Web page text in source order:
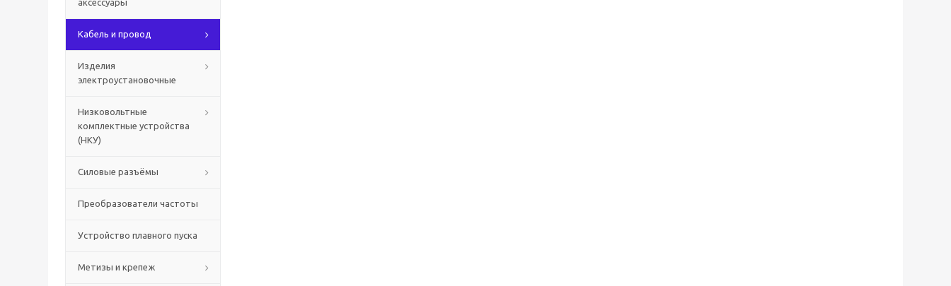
аксессуары
Кабель и провод
Изделия
электроустановочные
Низковольтные
комплектные устройства
(НКУ)
Силовые разъёмы
Преобразователи частоты
Устройство плавного пуска
Метизы и крепеж